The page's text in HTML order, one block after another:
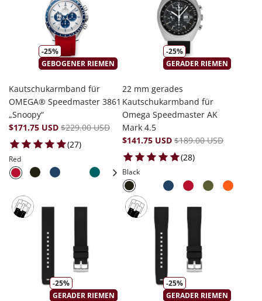
-25%
GEBOGENER RIEMEN
Kautschukarmband für
OMEGA® Speedmaster 3861
„Snoopy“
$171.75 USD $229.00 USD
(27)27 total reviews
Red
-25%
GERADER RIEMEN
22 mm gerades
Kautschukarmband für
Omega Speedmaster AK
Mark 4.5
$141.75 USD $189.00 USD
(28)28 total reviews
Black
-25%
GERADER RIEMEN
-25%
GERADER RIEMEN